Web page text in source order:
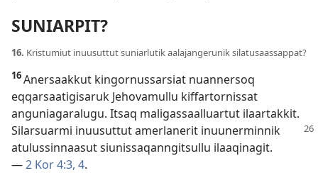
SUNIARPIT?
16. Kristumiut inuusuttut suniarlutik aalajangerunik silatusaassappat?
16Anersaakkut kingornussarsiat nuannersoq
eqqarsaatigisaruk Jehovamullu kiffartornissat
anguniagaralugu. Itsaq maligassaalluartut ilaartakkit.
Silarsuarmi inuusuttut amerlanerit inuunerminnik
atulussinnaasut siunissaqanngitsullu ilaaqinagit.
—2 Kor 4:3, 4.